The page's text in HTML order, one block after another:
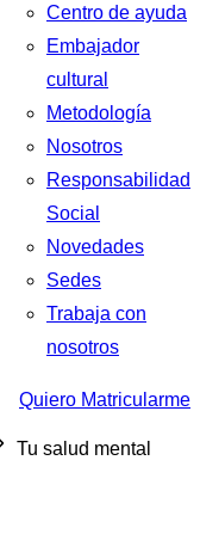
Centro de ayuda
Embajador
cultural
Metodología
Nosotros
Responsabilidad
Social
Novedades
Sedes
Trabaja con
nosotros
Quiero Matricularme
Tu salud mental